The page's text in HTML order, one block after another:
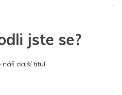
jste se?
náš další titul.